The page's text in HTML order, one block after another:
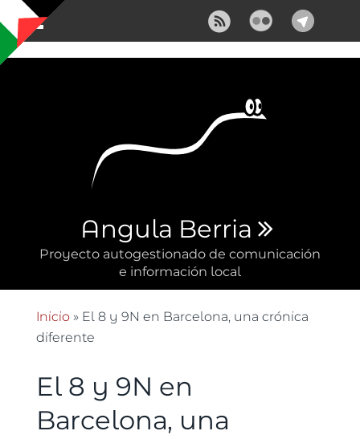
Pasar al contenido principal
Angula Berria
Proyecto autogestionado de comunicación
e información local
Se encuentra usted aquí
Inicio» El 8 y 9N en Barcelona, una crónica
diferente
El 8 y 9N en
Barcelona, una